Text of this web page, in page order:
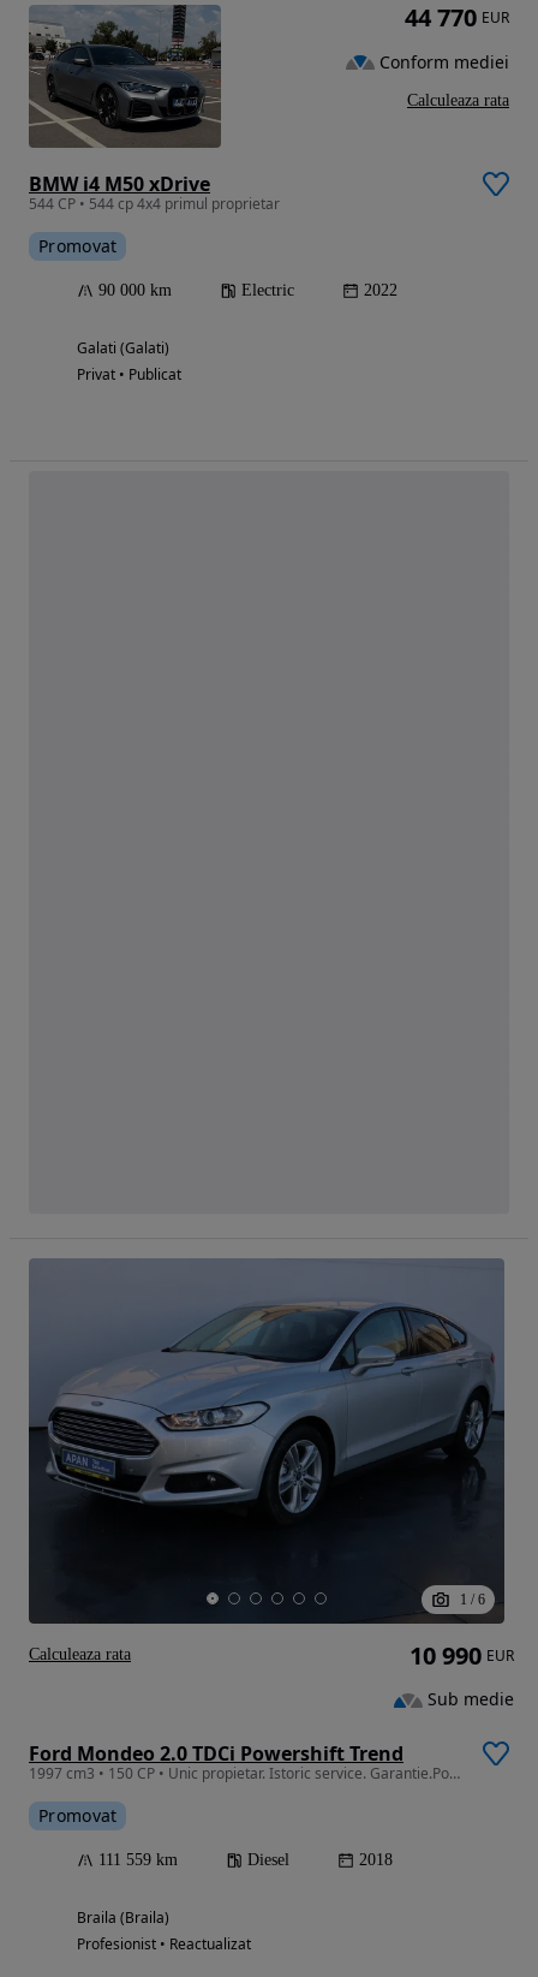
BMW i4 M50 xDrive
544 CP • 544 cp 4x4 primul proprietar
Promovat
90 000 km Electric 2022
Galati (Galati)
Privat • Publicat
44 770 EUR
Conform mediei
Calculeaza rata
1 / 6
Ford Mondeo 2.0 TDCi Powershift Trend
1997 cm3 • 150 CP • Unic propietar. Istoric service. Garantie.Posibilitate de finantare
Promovat
111 559 km Diesel 2018
Braila (Braila)
Profesionist • Reactualizat
10 990 EUR
Sub medie
Calculeaza rata